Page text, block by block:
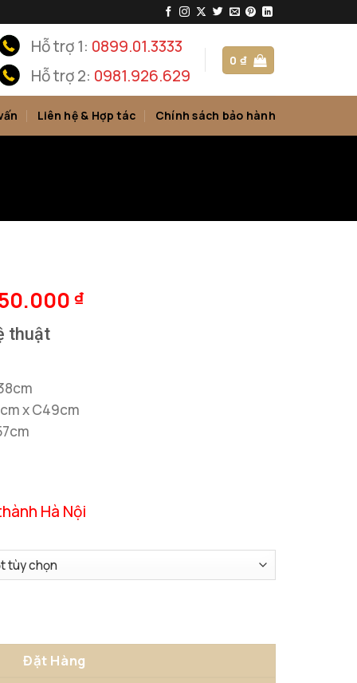
Hỗ trợ 1: 0899.01.3333
Hỗ trợ 2: 0981.926.629
0₫
Liên hệ & Hợp tác Chính sách bảo hành
₫
thuật
x C49cm
Hà Nội
lượng
Đặt Hàng